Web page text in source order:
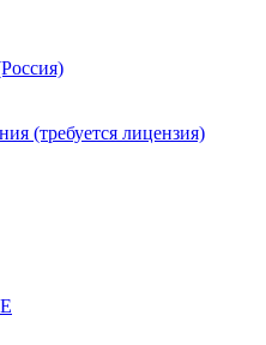
(требуется лицензия)